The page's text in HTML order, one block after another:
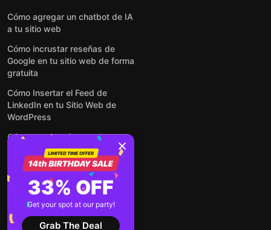
Cómo agregar un chatbot de IA
a tu sitio web
Cómo incrustar reseñas de
Google en tu sitio web de forma
gratuita
Cómo Insertar el Feed de
LinkedIn en tu Sitio Web de
WordPress
Cómo crear un formulario para
WordPress: de manera simple y
rápida
Cómo incrustar formularios en
cualquier sitio web en línea y
gratis
Ver todas las entradas
33% OFF
Get your spot at our party!
Grab The Deal